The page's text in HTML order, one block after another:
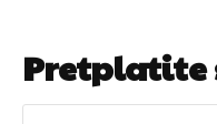
Pretplatite